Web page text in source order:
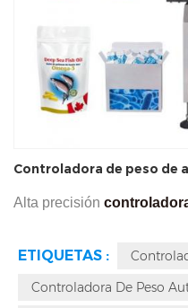
Controladora de peso de
Alta precisión
en la producción
precisión para medir el
ETIQUETAS :
Controladora De Peso